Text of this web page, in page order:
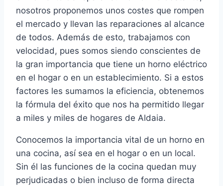
nosotros proponemos unos costes que rompen
el mercado y llevan las reparaciones al alcance
de todos. Además de esto, trabajamos con
velocidad, pues somos siendo conscientes de
la gran importancia que tiene un horno eléctrico
en el hogar o en un establecimiento. Si a estos
factores les sumamos la eficiencia, obtenemos
la fórmula del éxito que nos ha permitido llegar
a miles y miles de hogares de Aldaia.
Conocemos la importancia vital de un horno en
una cocina, así sea en el hogar o en un local.
Sin él las funciones de la cocina quedan muy
perjudicadas o bien incluso de forma directa